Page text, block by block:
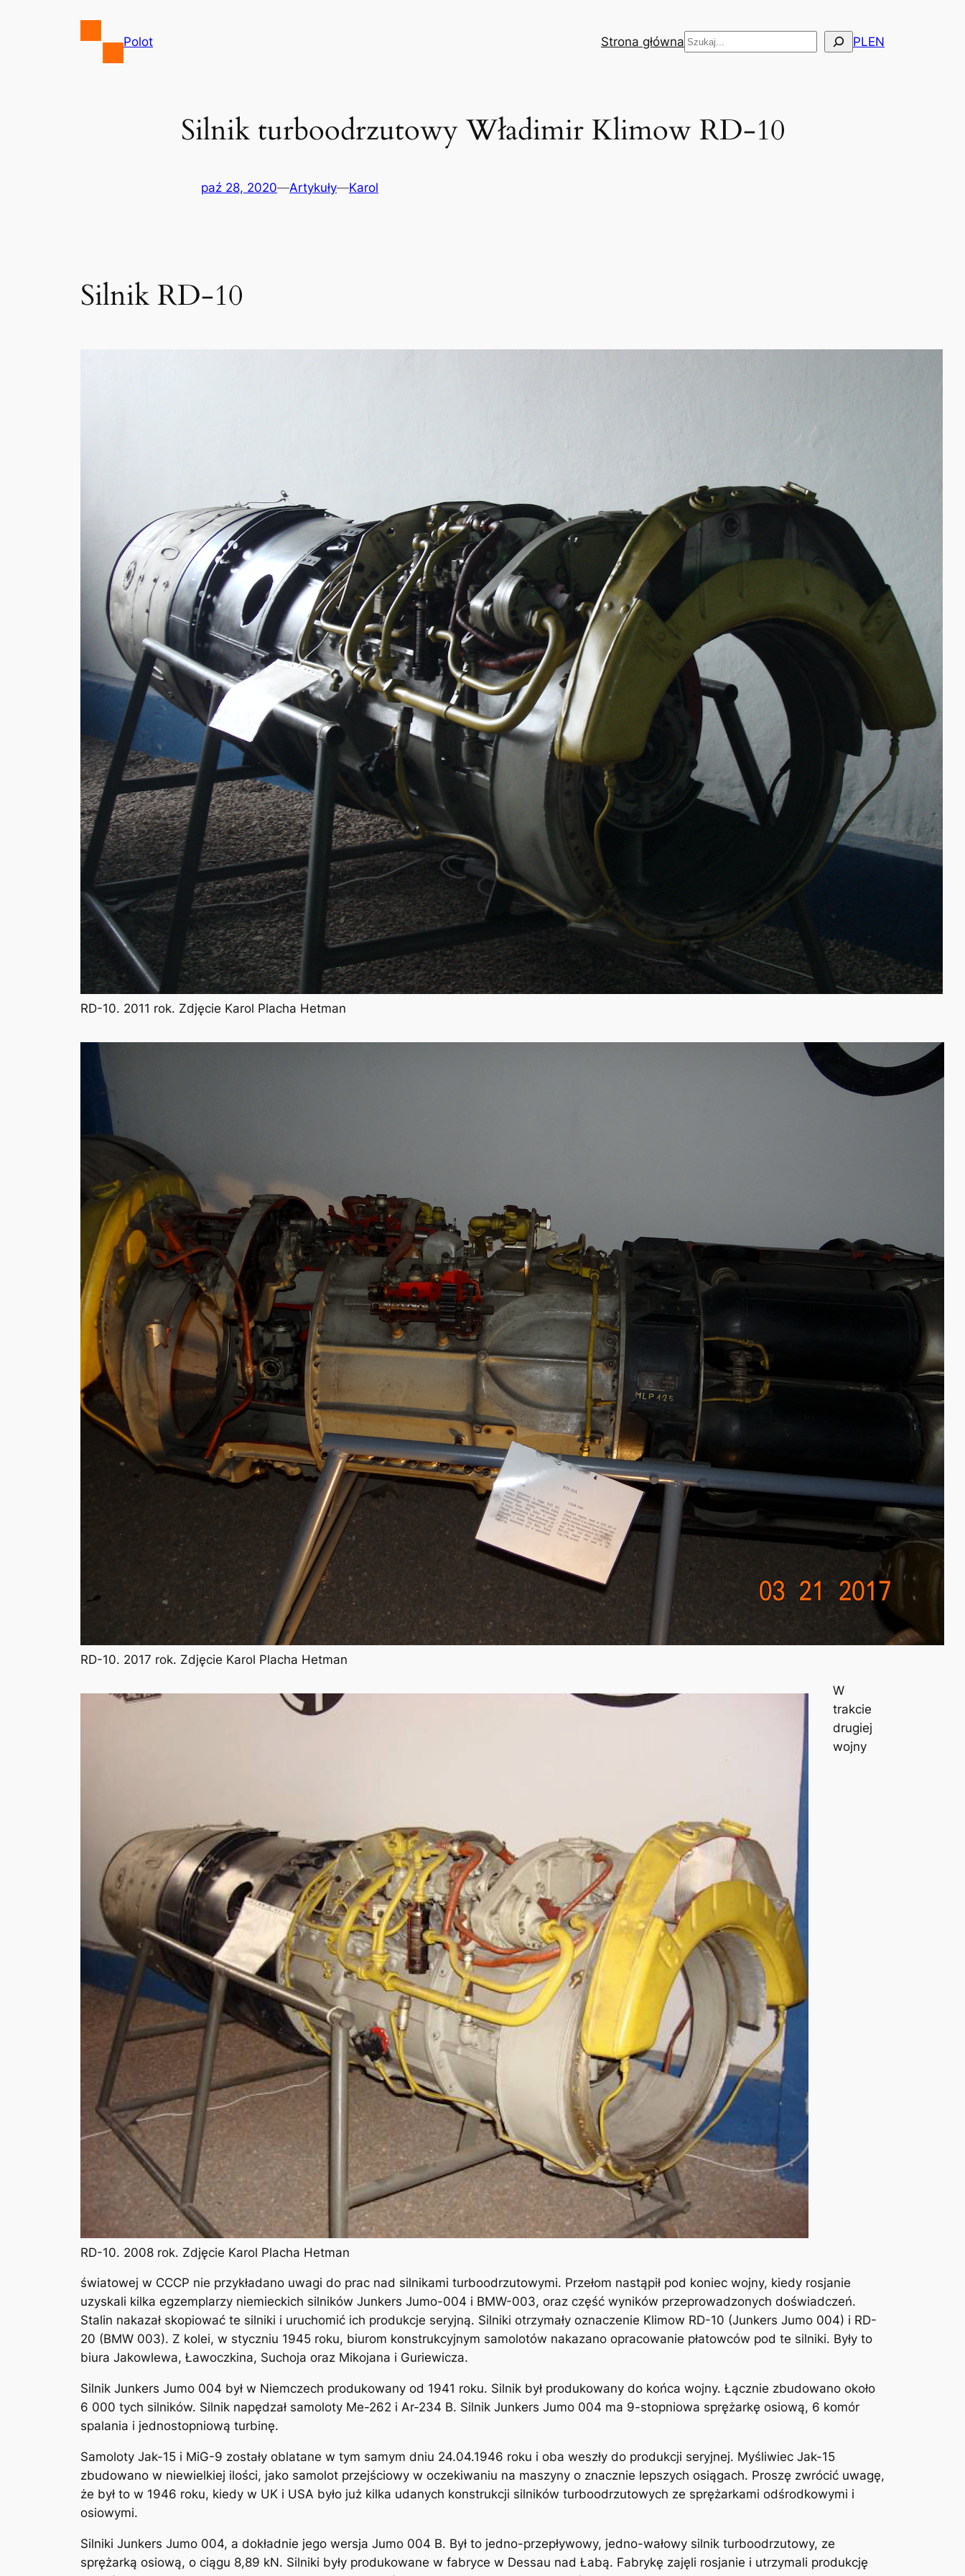
Polot Strona główna Szukaj PLEN
Silnik turboodrzutowy Władimir Klimow RD-10
paź 28, 2020—Artykuły—Karol
Silnik RD-10
RD-10. 2011 rok. Zdjęcie Karol Placha Hetman
RD-10. 2017 rok. Zdjęcie Karol Placha Hetman
RD-10. 2008 rok. Zdjęcie Karol Placha Hetman
W
trakcie
drugiej
wojny
światowej w CCCP nie przykładano uwagi do prac nad silnikami turboodrzutowymi. Przełom nastąpił pod koniec wojny, kiedy rosjanie
uzyskali kilka egzemplarzy niemieckich silników Junkers Jumo-004 i BMW-003, oraz część wyników przeprowadzonych doświadczeń.
Stalin nakazał skopiować te silniki i uruchomić ich produkcje seryjną. Silniki otrzymały oznaczenie Klimow RD-10 (Junkers Jumo 004) i RD-
20 (BMW 003). Z kolei, w styczniu 1945 roku, biurom konstrukcyjnym samolotów nakazano opracowanie płatowców pod te silniki. Były to
biura Jakowlewa, Ławoczkina, Suchoja oraz Mikojana i Guriewicza.
Silnik Junkers Jumo 004 był w Niemczech produkowany od 1941 roku. Silnik był produkowany do końca wojny. Łącznie zbudowano około
6 000 tych silników. Silnik napędzał samoloty Me-262 i Ar-234 B. Silnik Junkers Jumo 004 ma 9-stopniowa sprężarkę osiową, 6 komór
spalania i jednostopniową turbinę.
Samoloty Jak-15 i MiG-9 zostały oblatane w tym samym dniu 24.04.1946 roku i oba weszły do produkcji seryjnej. Myśliwiec Jak-15
zbudowano w niewielkiej ilości, jako samolot przejściowy w oczekiwaniu na maszyny o znacznie lepszych osiągach. Proszę zwrócić uwagę,
że był to w 1946 roku, kiedy w UK i USA było już kilka udanych konstrukcji silników turboodrzutowych ze sprężarkami odśrodkowymi i
osiowymi.
Silniki Junkers Jumo 004, a dokładnie jego wersja Jumo 004 B. Był to jedno-przepływowy, jedno-wałowy silnik turboodrzutowy, ze
sprężarką osiową, o ciągu 8,89 kN. Silniki były produkowane w fabryce w Dessau nad Łabą. Fabrykę zajęli rosjanie i utrzymali produkcję